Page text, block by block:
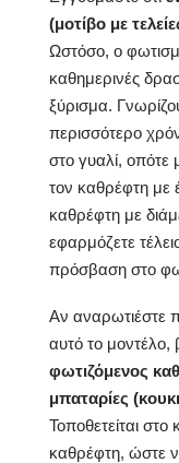
(μοτίβο με
Ωστόσο, ο
καθημερινές
ξύρισμα.
περισσότερο
στο γυαλί, οπότε
τον καθρέφτη με
καθρέφτη με
εφαρμόζετε
πρόσβαση στο
Αν αναρωτιέστε
αυτό το μοντέλο,
φωτιζόμενος
μπαταρίες
Τοποθετείται
καθρέφτη, ώστε